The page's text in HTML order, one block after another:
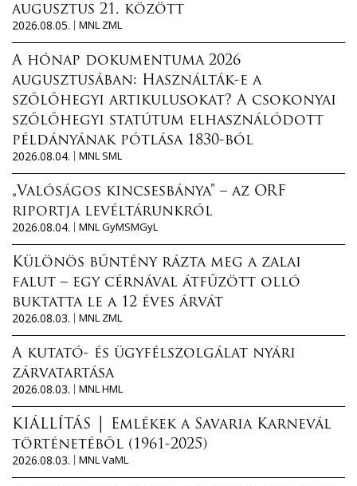
augusztus 21. között
2026.08.05.
MNL ZML
A hónap dokumentuma 2026
augusztusában: Használták-e a
szőlőhegyi artikulusokat? A csokonyai
szőlőhegyi statútum elhasználódott
példányának pótlása 1830-ból
2026.08.04.
MNL SML
„Valóságos kincsesbánya” – az ORF
riportja levéltárunkról
2026.08.04.
MNL GyMSMGyL
Különös bűntény rázta meg a zalai
falut – egy cérnával átfűzött olló
buktatta le a 12 éves árvát
2026.08.03.
MNL ZML
A kutató- és ügyfélszolgálat nyári
zárvatartása
2026.08.03.
MNL HML
KIÁLLÍTÁS │ Emlékek a Savaria Karnevál
történetéből (1961-2025)
2026.08.03.
MNL VaML